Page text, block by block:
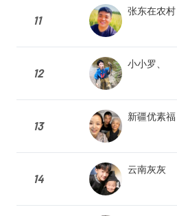
11
张东在农村
12
小小罗、
13
新疆优素福
14
云南灰灰